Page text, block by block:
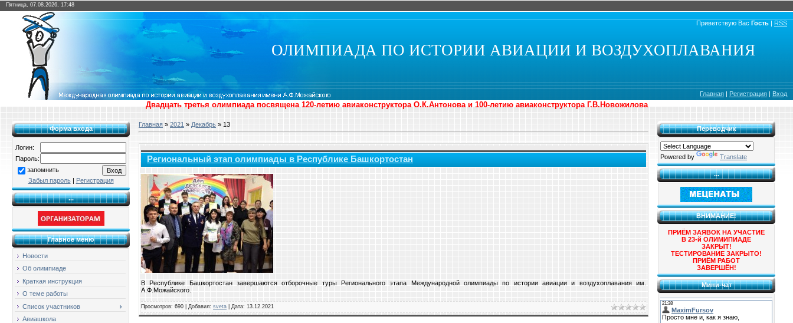
Пятница, 07.08.2026, 17:48
Приветствую Вас Гость | RSS
ОЛИМПИАДА ПО ИСТОРИИ АВИАЦИИ И ВОЗДУХОПЛАВАНИЯ
Главная | Регистрация | Вход
Двадцать третья олимпиада посвящена 120-летию авиаконструктора О.К.Антонова и 100-летию авиаконструктора Г.В.Новожилова
Форма входа
Логин:
Пароль:
запомнить
Забыл пароль| Регистрация
...
Главное меню
Новости
Об олимпиаде
Краткая инструкция
О теме работы
Список участников
Авиашкола
Главная » 2021 » Декабрь » 13
Региональный этап олимпиады в Республике Башкортостан
В Республике Башкортостан завершаются отборочные туры Регионального этапа Международной олимпиады по истории авиации и воздухоплавания им.
А.Ф.Можайского.
Просмотров: 690 | Добавил: sveta | Дата: 13.12.2021
Переводчик
Powered by Translate
...
ВНИМАНИЕ!
ПРИЁМ ЗАЯВОК НА УЧАСТИЕ
В 23-й ОЛИМИПИАДЕ
ЗАКРЫТ!
ТЕСТИРОВАНИЕ ЗАКРЫТО!
ПРИЁМ РАБОТ
ЗАВЕРШЁН!
Мини-чат